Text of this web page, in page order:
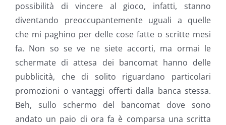
possibilità di vincere al gioco, infatti, stanno
diventando preoccupantemente uguali a quelle
che mi paghino per delle cose fatte o scritte mesi
fa. Non so se ve ne siete accorti, ma ormai le
schermate di attesa dei bancomat hanno delle
pubblicità, che di solito riguardano particolari
promozioni o vantaggi offerti dalla banca stessa.
Beh, sullo schermo del bancomat dove sono
andato un paio di ora fa è comparsa una scritta